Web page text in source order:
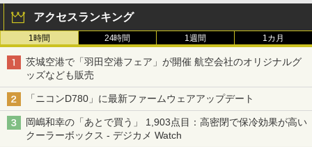
アクセスランキング
1時間 24時間 1週間 1カ月
茨城空港で「羽田空港フェア」が開催 航空会社のオリジナルグ
ッズなども販売
「ニコンD780」に最新ファームウェアアップデート
岡嶋和幸の「あとで買う」 1,903点目：高密閉で保冷効果が高い
クーラーボックス - デジカメ Watch